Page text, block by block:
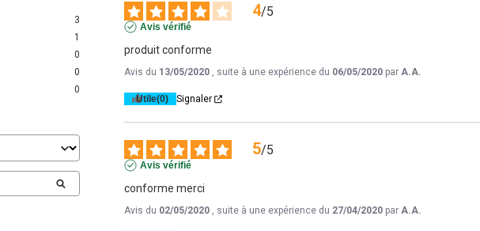
3
1
0
0
0
4/5
Avis vérifié
produit conforme
Avis du 13/05/2020 , suite à une expérience du 06/05/2020 parA.A.
Utile(0) Signaler
5/5
Avis vérifié
conforme merci
Avis du 02/05/2020 , suite à une expérience du 27/04/2020 parA.A.